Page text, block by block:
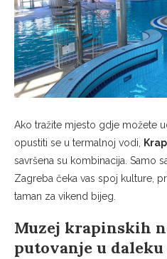
Ako tražite mjesto gdje možete
opustiti se u termalnoj vodi,
savršena su kombinacija. Samo
Zagreba čeka vas spoj kulture,
taman za vikend bijeg.
Muzej krapinskih
putovanje u